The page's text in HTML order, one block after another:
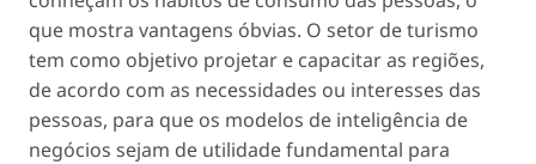
que mostra vantagens óbvias. O setor de turismo
tem como objetivo projetar e capacitar as regiões,
de acordo com as necessidades ou interesses das
pessoas, para que os modelos de inteligência de
negócios sejam de utilidade fundamental para